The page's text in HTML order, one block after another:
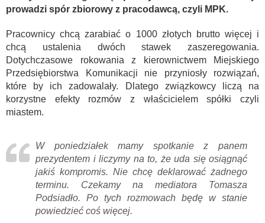
prowadzi spór zbiorowy z pracodawcą, czyli MPK.
Pracownicy chcą zarabiać o 1000 złotych brutto więcej i
chcą ustalenia dwóch stawek zaszeregowania.
Dotychczasowe rokowania z kierownictwem Miejskiego
Przedsiębiorstwa Komunikacji nie przyniosły rozwiązań,
które by ich zadowalały. Dlatego związkowcy liczą na
korzystne efekty rozmów z właścicielem spółki czyli
miastem.
W poniedziałek mamy spotkanie z panem
prezydentem i liczymy na to, że uda się osiągnąć
jakiś kompromis. Nie chcę deklarować żadnego
terminu. Czekamy na mediatora Tomasza
Podsiadło. Po tych rozmowach będę w stanie
powiedzieć coś więcej.